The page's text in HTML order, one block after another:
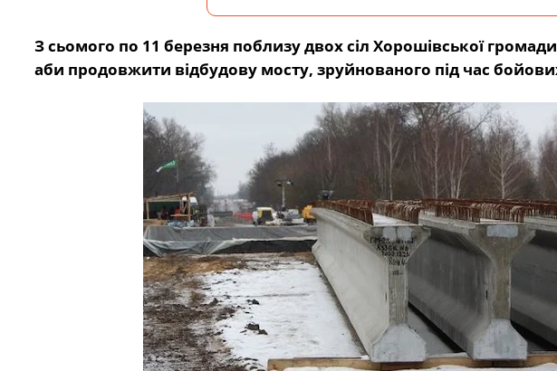
З сьомого по 11 березня поблизу двох сіл Хорошівської
аби продовжити відбудову мосту, зруйнованого під час